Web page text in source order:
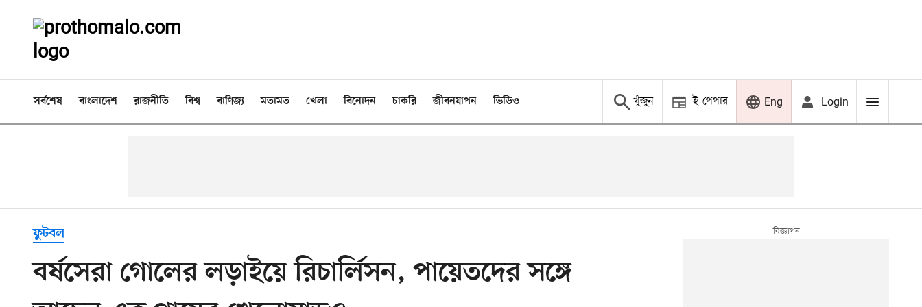
সর্বশেষ বাংলাদেশ রাজনীতি বিশ্ব বাণিজ্য মতামত খেলা বিনোদন চাকরি জীবনযাপন ভিডিও খুঁজুন ই-পেপার Eng Login
ফুটবল
বর্ষসেরা গোলের লড়াইয়ে রিচার্লিসন, পায়েতদের সঙ্গে